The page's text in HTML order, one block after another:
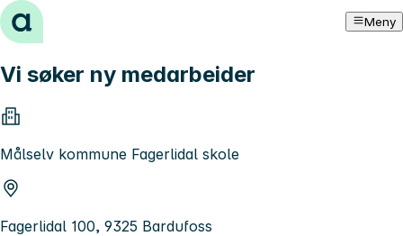
Hopp til innhold Meny
Vi søker ny medarbeider
Målselv kommune Fagerlidal skole
Fagerlidal 100, 9325 Bardufoss